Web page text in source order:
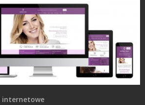
internetowe